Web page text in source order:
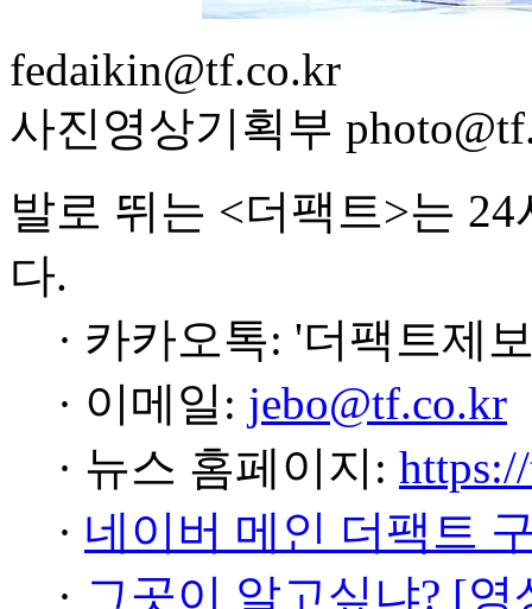
fedaikin@tf.co.kr
사진영상기획부
발로 뛰는 <더팩트>는
다.
· 카카오톡: '더팩트제
· 이메일: jebo@tf.co.kr
· 뉴스 홈페이지:
· 네이버 메인 더팩트
· 그곳이 알고싶냐? [